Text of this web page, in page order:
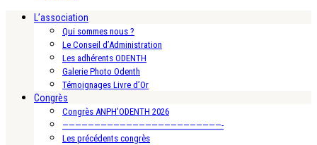
L’association
Qui sommes nous ?
Le Conseil d’Administration
Les adhérents ODENTH
Galerie Photo Odenth
Témoignages Livre d’Or
Congrès
Congrès ANPH’ODENTH 2026
—————————————————————————-
Les précédents congrès